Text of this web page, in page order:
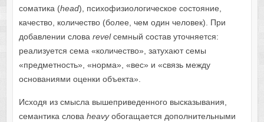
соматика (head), психофизиологическое состояние,
качество, количество (более, чем один человек). При
добавлении слова revelсемный состав уточняется:
реализуется сема «количество», затухают семы
«предметность», «норма», «вес» и «связь между
основаниями оценки объекта».
Исходя из смысла вышеприведенного высказывания,
семантика слова heavyобогащается дополнительными